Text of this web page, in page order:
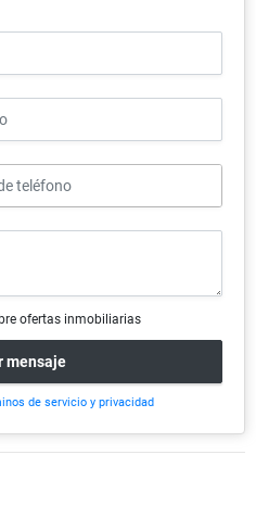
ofertas inmobiliarias
mensaje
de servicio y privacidad